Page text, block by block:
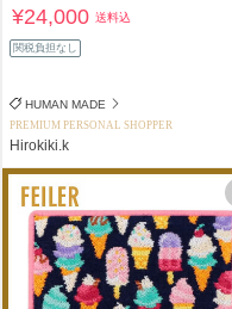
¥24,000送料込
関税負担なし
HUMAN MADE
PREMIUM PERSONAL SHOPPER
Hirokiki.k